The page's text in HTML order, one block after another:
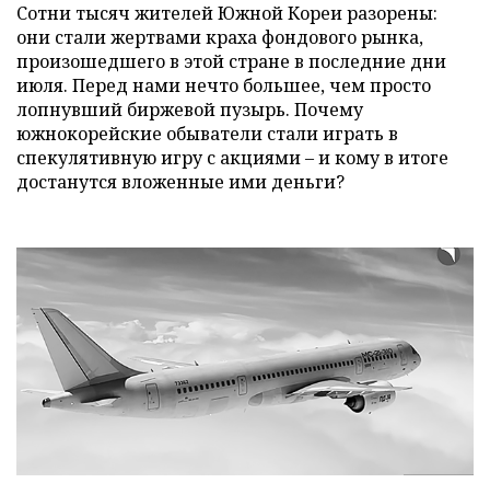
Сотни тысяч жителей Южной Кореи разорены:
они стали жертвами краха фондового рынка,
произошедшего в этой стране в последние дни
июля. Перед нами нечто большее, чем просто
лопнувший биржевой пузырь. Почему
южнокорейские обыватели стали играть в
спекулятивную игру с акциями – и кому в итоге
достанутся вложенные ими деньги?